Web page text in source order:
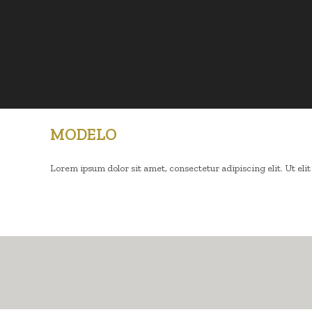
MODELO
Lorem ipsum dolor sit amet, consectetur adipiscing elit. Ut